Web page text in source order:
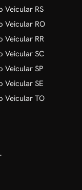
Veicular RS
Veicular RO
Veicular RR
Veicular SC
Veicular SP
Veicular SE
Veicular TO